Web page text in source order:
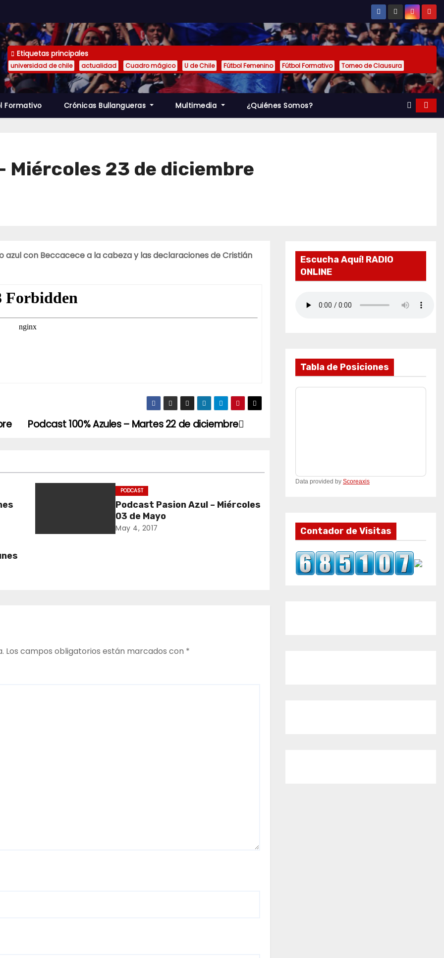
Etiquetas principales
universidad de chile actualidad Cuadro mágico U de Chile Fútbol Femenino Fútbol Formativo Torneo de Clausura
Formativo Crónicas Bullangueras Multimedia ¿Quiénes Somos?
Miércoles 23 de diciembre
azul con Beccacece a la cabeza y las declaraciones de Cristián
Podcast 100% Azules – Martes 22 de diciembre
PODCAST
Podcast Pasion Azul – Miércoles
03 de Mayo
May 4, 2017
Los campos obligatorios están marcados con *
Escucha Aquí! RADIO
ONLINE
Tabla de Posiciones
Data provided by Scoreaxis
Contador de Visitas